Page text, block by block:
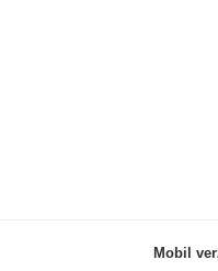
Mobil